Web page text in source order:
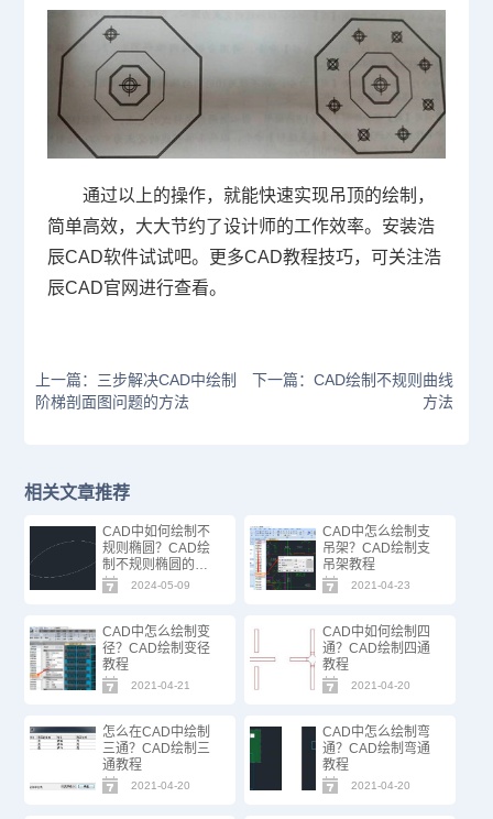
通过以上的操作，就能快速实现吊顶的绘制，
简单高效，大大节约了设计师的工作效率。安装浩
辰CAD软件试试吧。更多CAD教程技巧，可关注浩
辰CAD官网进行查看。
上一篇：三步解决CAD中绘制
阶梯剖面图问题的方法
下一篇：CAD绘制不规则曲线
方法
相关文章推荐
CAD中如何绘制不
规则椭圆？CAD绘
制不规则椭圆的方
法步骤2024-05-09
CAD中怎么绘制支
吊架？CAD绘制支
吊架教程
2021-04-23
CAD中怎么绘制变
径？CAD绘制变径
教程
2021-04-21
CAD中如何绘制四
通？CAD绘制四通
教程
2021-04-20
怎么在CAD中绘制
三通？CAD绘制三
通教程
2021-04-20
CAD中怎么绘制弯
通？CAD绘制弯通
教程
2021-04-20